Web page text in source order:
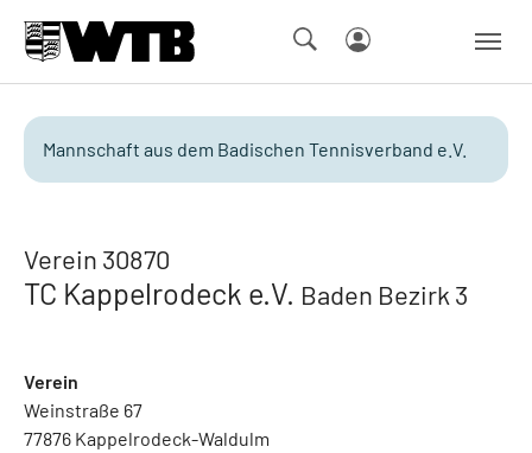
Mannschaft aus dem Badischen Tennisverband e.V.
Verein 30870
TC Kappelrodeck e.V. Baden Bezirk 3
Verein
Weinstraße 67
77876 Kappelrodeck-Waldulm